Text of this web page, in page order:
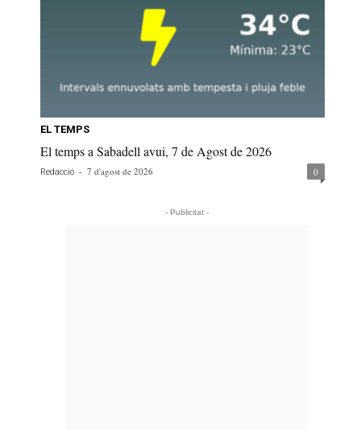
EL TEMPS
El temps a Sabadell avui, 7 de Agost de 2026
Redacció - 7 d'agost de 2026 0
- Publicitat -